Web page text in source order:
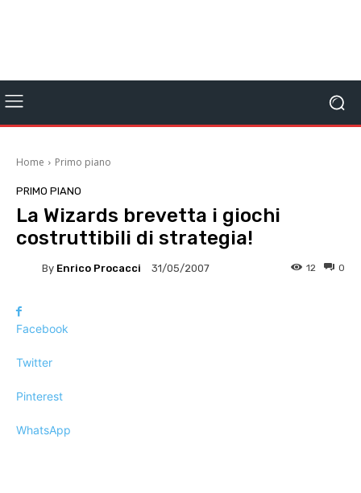
Home Primo piano
PRIMO PIANO
La Wizards brevetta i giochi
costruttibili di strategia!
By Enrico Procacci 31/05/2007 0
12
Facebook
Twitter
Pinterest
WhatsApp